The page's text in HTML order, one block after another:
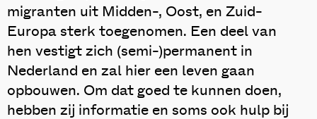
migranten uit Midden-, Oost, en Zuid-
Europa sterk toegenomen. Een deel van
hen vestigt zich (semi-)permanent in
Nederland en zal hier een leven gaan
opbouwen. Om dat goed te kunnen doen,
hebben zij informatie en soms ook hulp bij